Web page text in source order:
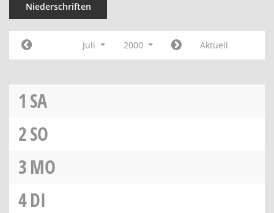
Niederschriften
Juli 2000 Aktuell
1 SA
2SO
3MO
4DI